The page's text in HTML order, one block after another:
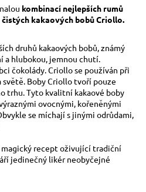
kombinací nejlepších rumů
kakaových bobů Criollo.
druhů kakaových bobů, známý
a hlubokou, jemnou chutí.
čokolády. Criollo se používán při
Boby Criollo tvoří pouze
trhu. Tyto kvalitní kakaové boby
ovocnými, kořeněnými
se míchají s jinými odrůdami,
magický recept oživující tradiční
jedinečný likér neobyčejné